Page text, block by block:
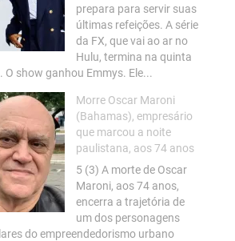
prepara para servir suas
últimas refeições. A série
da FX, que vai ao ar no
Hulu, termina na quinta
O show ganhou Emmys. Ele...
Morre Oscar Maroni
(Bahamas), empresário
que marcou a noite
paulistana, aos 74 anos
5 (3) A morte de Oscar
Maroni, aos 74 anos,
encerra a trajetória de
um dos personagens
do empreendedorismo urbano